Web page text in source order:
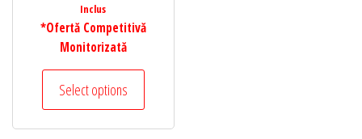
Inclus
*Ofertă Competitivă
Monitorizată
Select options